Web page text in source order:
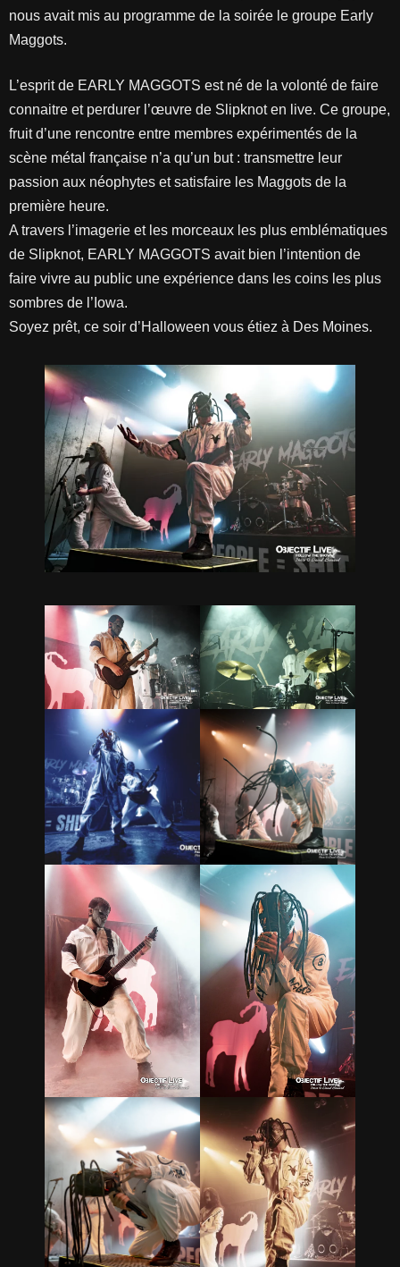
nous avait mis au programme de la soirée le groupe Early
Maggots.
L’esprit de EARLY MAGGOTS est né de la volonté de faire
connaitre et perdurer l’œuvre de Slipknot en live. Ce groupe,
fruit d’une rencontre entre membres expérimentés de la
scène métal française n’a qu’un but : transmettre leur
passion aux néophytes et satisfaire les Maggots de la
première heure.
A travers l’imagerie et les morceaux les plus emblématiques
de Slipknot, EARLY MAGGOTS avait bien l’intention de
faire vivre au public une expérience dans les coins les plus
sombres de l’Iowa.
Soyez prêt, ce soir d’Halloween vous étiez à Des Moines.